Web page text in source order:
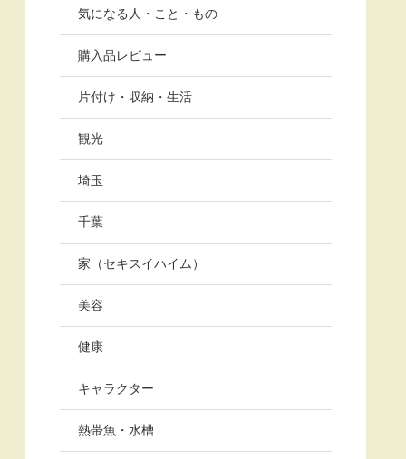
気になる人・こと・もの
購入品レビュー
片付け・収納・生活
観光
埼玉
千葉
家（セキスイハイム）
美容
健康
キャラクター
熱帯魚・水槽